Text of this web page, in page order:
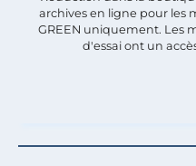
archives en ligne pour les
GREEN uniquement. Les
d'essai ont un